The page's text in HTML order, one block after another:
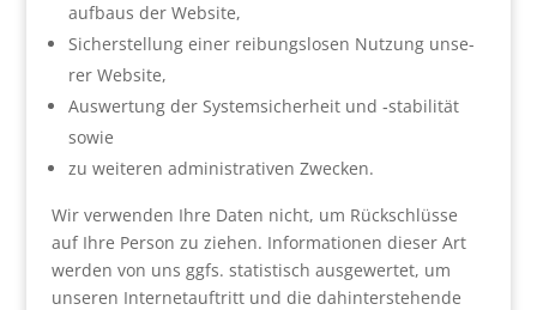
auf­baus der Web­site,
Sicher­stel­lung einer rei­bungs­lo­sen Nut­zung unse­
rer Web­site,
Aus­wer­tung der Sys­tem­si­cher­heit und ‑sta­bi­li­tät
sowie
zu wei­te­ren admi­nis­tra­ti­ven Zwe­cken.
Wir ver­wen­den Ihre Daten nicht, um Rück­schlüs­se
auf Ihre Per­son zu zie­hen. Infor­ma­tio­nen die­ser Art
wer­den von uns ggfs. sta­tis­tisch aus­ge­wer­tet, um
unse­ren Inter­net­auf­tritt und die dahin­ter­ste­hen­de